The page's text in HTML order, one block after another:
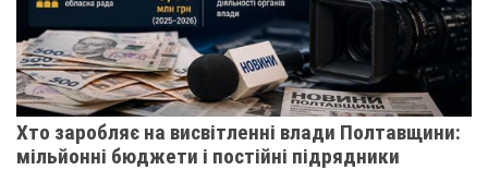
Хто заробляє на висвітленні влади Полтавщини:
мільйонні бюджети і постійні підрядники